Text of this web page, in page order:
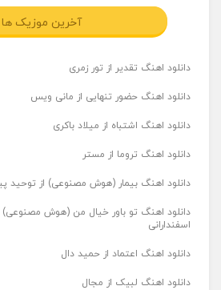
آخرین موزیک ها
دانلود اهنگ تقدیر از تور زمری
دانلود اهنگ حضور تنهایی از مانی ویس
دانلود اهنگ اشتباه از میلاد باکری
دانلود اهنگ تروما از مستر
دانلود اهنگ بیمار (هوش مصنوعی) از توحید
دانلود اهنگ تو باور خیال من (هوش مصنوعی)
اسفندارانی
دانلود اهنگ اعتماد از حمید دال
دانلود اهنگ لبیک از مجال